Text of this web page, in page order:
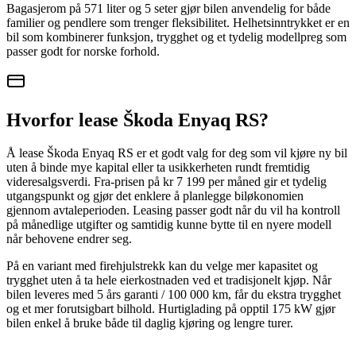
Bagasjerom på 571 liter og 5 seter gjør bilen anvendelig for både
familier og pendlere som trenger fleksibilitet. Helhetsinntrykket er en
bil som kombinerer funksjon, trygghet og et tydelig modellpreg som
passer godt for norske forhold.
Hvorfor lease Škoda Enyaq RS?
Å lease Škoda Enyaq RS er et godt valg for deg som vil kjøre ny bil
uten å binde mye kapital eller ta usikkerheten rundt fremtidig
videresalgsverdi. Fra-prisen på kr 7 199 per måned gir et tydelig
utgangspunkt og gjør det enklere å planlegge biløkonomien
gjennom avtaleperioden. Leasing passer godt når du vil ha kontroll
på månedlige utgifter og samtidig kunne bytte til en nyere modell
når behovene endrer seg.
På en variant med firehjulstrekk kan du velge mer kapasitet og
trygghet uten å ta hele eierkostnaden ved et tradisjonelt kjøp. Når
bilen leveres med 5 års garanti / 100 000 km, får du ekstra trygghet
og et mer forutsigbart bilhold. Hurtiglading på opptil 175 kW gjør
bilen enkel å bruke både til daglig kjøring og lengre turer.